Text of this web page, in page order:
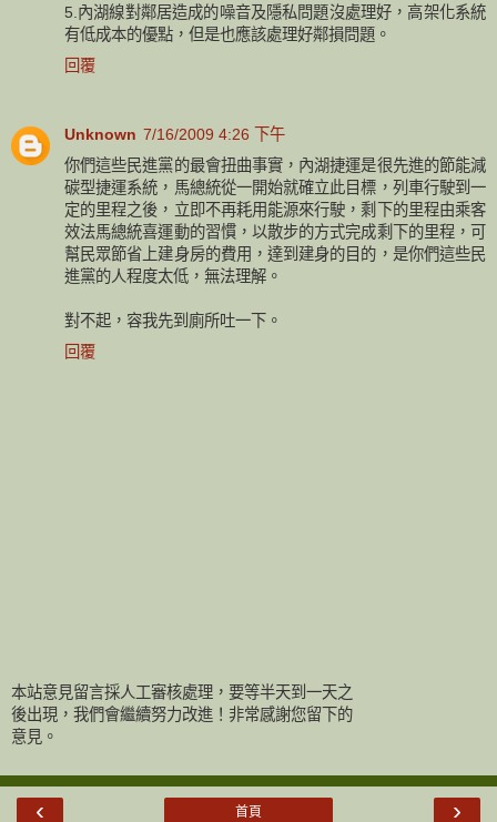
5.內湖線對鄰居造成的噪音及隱私問題沒處理好，高架化系統
有低成本的優點，但是也應該處理好鄰損問題。
回覆
Unknown 7/16/2009 4:26 下午
你們這些民進黨的最會扭曲事實，內湖捷運是很先進的節能減
碳型捷運系統，馬總統從一開始就確立此目標，列車行駛到一
定的里程之後，立即不再耗用能源來行駛，剩下的里程由乘客
效法馬總統喜運動的習慣，以散步的方式完成剩下的里程，可
幫民眾節省上建身房的費用，達到建身的目的，是你們這些民
進黨的人程度太低，無法理解。
對不起，容我先到廁所吐一下。
回覆
本站意見留言採人工審核處理，要等半天到一天之
後出現，我們會繼續努力改進！非常感謝您留下的
意見。
‹ ›
首頁